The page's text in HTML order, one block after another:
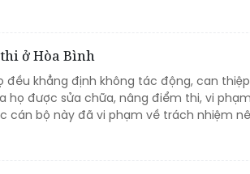
ở Hòa Bình
khẳng định không tác động, can thiệp
họ được sửa chữa, nâng điểm thi, vi
cán bộ này đã vi phạm về trách nhiệm